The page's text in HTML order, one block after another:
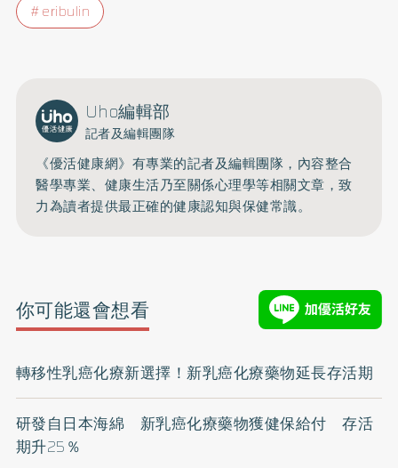
eribulin
Uho編輯部
記者及編輯團隊
《優活健康網》有專業的記者及編輯團隊，內容整合
醫學專業、健康生活乃至關係心理學等相關文章，致
力為讀者提供最正確的健康認知與保健常識。
你可能還會想看
轉移性乳癌化療新選擇！新乳癌化療藥物延長存活期
研發自日本海綿 新乳癌化療藥物獲健保給付 存活
期升25％